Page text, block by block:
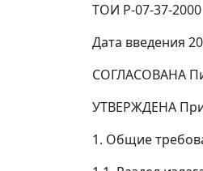
ТОИ Р-07-37-2000
Дата введения
СОГЛАСОВАНА
УТВЕРЖДЕНА
1. Общие